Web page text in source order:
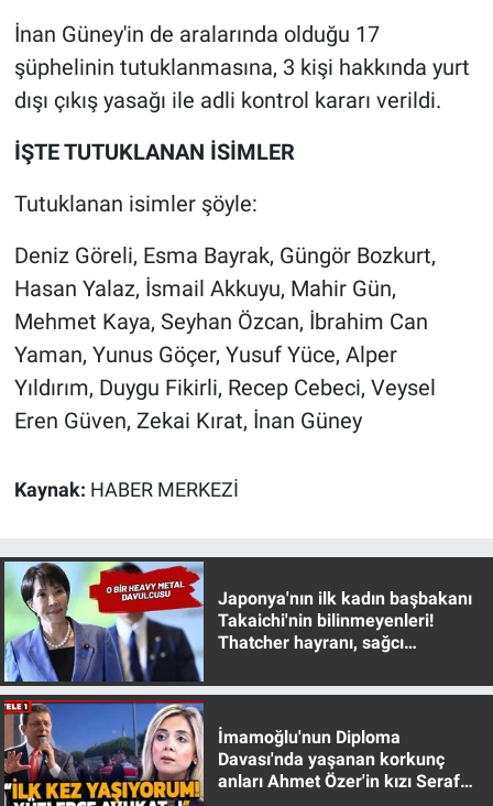
İnan Güney'in de aralarında olduğu 17
şüphelinin tutuklanmasına, 3 kişi hakkında yurt
dışı çıkış yasağı ile adli kontrol kararı verildi.
İŞTE TUTUKLANAN İSİMLER
Tutuklanan isimler şöyle:
Deniz Göreli, Esma Bayrak, Güngör Bozkurt,
Hasan Yalaz, İsmail Akkuyu, Mahir Gün,
Mehmet Kaya, Seyhan Özcan, İbrahim Can
Yaman, Yunus Göçer, Yusuf Yüce, Alper
Yıldırım, Duygu Fikirli, Recep Cebeci, Veysel
Eren Güven, Zekai Kırat, İnan Güney
Kaynak: HABER MERKEZİ
Japonya'nın ilk kadın başbakanı
Takaichi'nin bilinmeyenleri!
Thatcher hayranı, sağcı
İmamoğlu'nun Diploma
Davası'nda yaşanan korkunç
anları Ahmet Özer'in kızı Seraf
Teknoloji
Türkiye'nin Geleceği
Türkiye'nin Gündemi
Yerel Gündem
Yerel Yaşam
Canlı Yayın